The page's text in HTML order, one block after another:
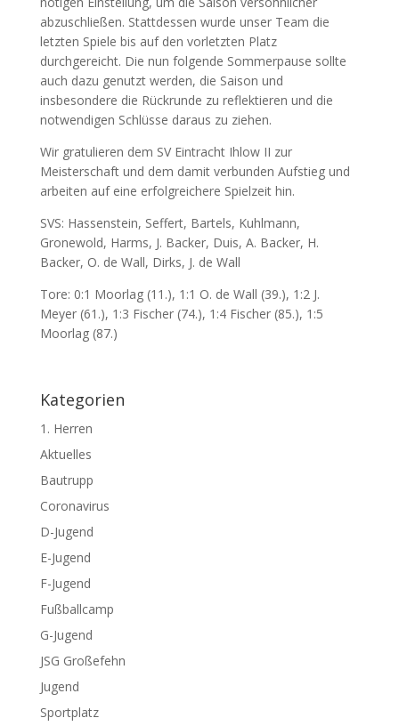
abzuschließen. Stattdessen wurde unser Team die
letzten Spiele bis auf den vorletzten Platz
durchgereicht. Die nun folgende Sommerpause sollte
auch dazu genutzt werden, die Saison und
insbesondere die Rückrunde zu reflektieren und die
notwendigen Schlüsse daraus zu ziehen.
Wir gratulieren dem SV Eintracht Ihlow II zur
Meisterschaft und dem damit verbunden Aufstieg und
arbeiten auf eine erfolgreichere Spielzeit hin.
SVS: Hassenstein, Seffert, Bartels, Kuhlmann,
Gronewold, Harms, J. Backer, Duis, A. Backer, H.
Backer, O. de Wall, Dirks, J. de Wall
Tore: 0:1 Moorlag (11.), 1:1 O. de Wall (39.), 1:2 J.
Meyer (61.), 1:3 Fischer (74.), 1:4 Fischer (85.), 1:5
Moorlag (87.)
Kategorien
1. Herren
Aktuelles
Bautrupp
Coronavirus
D-Jugend
E-Jugend
F-Jugend
Fußballcamp
G-Jugend
JSG Großefehn
Jugend
Sportplatz